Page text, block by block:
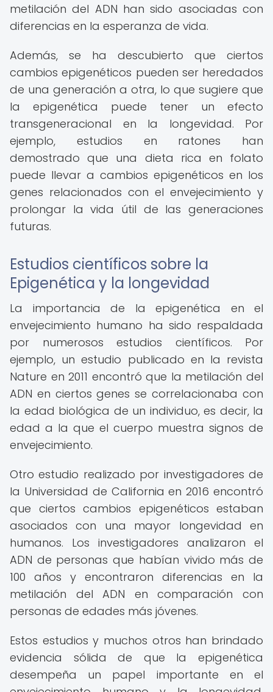
metilación del ADN han sido asociadas con
diferencias en la esperanza de vida.
Además, se ha descubierto que ciertos
cambios epigenéticos pueden ser heredados
de una generación a otra, lo que sugiere que
la epigenética puede tener un efecto
transgeneracional en la longevidad. Por
ejemplo, estudios en ratones han
demostrado que una dieta rica en folato
puede llevar a cambios epigenéticos en los
genes relacionados con el envejecimiento y
prolongar la vida útil de las generaciones
futuras.
Estudios científicos sobre la
Epigenética y la longevidad
La importancia de la epigenética en el
envejecimiento humano ha sido respaldada
por numerosos estudios científicos. Por
ejemplo, un estudio publicado en la revista
Nature en 2011 encontró que la metilación del
ADN en ciertos genes se correlacionaba con
la edad biológica de un individuo, es decir, la
edad a la que el cuerpo muestra signos de
envejecimiento.
Otro estudio realizado por investigadores de
la Universidad de California en 2016 encontró
que ciertos cambios epigenéticos estaban
asociados con una mayor longevidad en
humanos. Los investigadores analizaron el
ADN de personas que habían vivido más de
100 años y encontraron diferencias en la
metilación del ADN en comparación con
personas de edades más jóvenes.
Estos estudios y muchos otros han brindado
evidencia sólida de que la epigenética
desempeña un papel importante en el